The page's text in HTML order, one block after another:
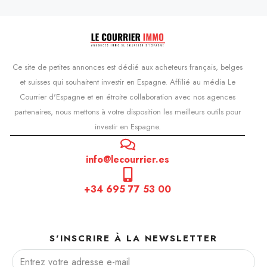
Ce site de petites annonces est dédié aux acheteurs français, belges
et suisses qui souhaitent investir en Espagne. Affilié au média Le
Courrier d'Espagne et en étroite collaboration avec nos agences
partenaires, nous mettons à votre disposition les meilleurs outils pour
investir en Espagne.
info@lecourrier.es
+34 695 77 53 00
S'INSCRIRE À LA NEWSLETTER